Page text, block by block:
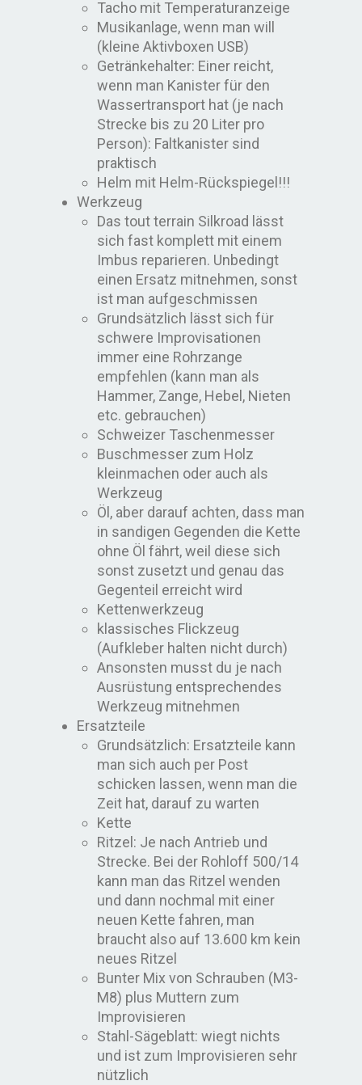
Tacho mit Temperaturanzeige
Musikanlage, wenn man will
(kleine Aktivboxen USB)
Getränkehalter: Einer reicht,
wenn man Kanister für den
Wassertransport hat (je nach
Strecke bis zu 20 Liter pro
Person): Faltkanister sind
praktisch
Helm mit Helm-Rückspiegel!!!
Werkzeug
Das tout terrain Silkroad lässt
sich fast komplett mit einem
Imbus reparieren. Unbedingt
einen Ersatz mitnehmen, sonst
ist man aufgeschmissen
Grundsätzlich lässt sich für
schwere Improvisationen
immer eine Rohrzange
empfehlen (kann man als
Hammer, Zange, Hebel, Nieten
etc. gebrauchen)
Schweizer Taschenmesser
Buschmesser zum Holz
kleinmachen oder auch als
Werkzeug
Öl, aber darauf achten, dass man
in sandigen Gegenden die Kette
ohne Öl fährt, weil diese sich
sonst zusetzt und genau das
Gegenteil erreicht wird
Kettenwerkzeug
klassisches Flickzeug
(Aufkleber halten nicht durch)
Ansonsten musst du je nach
Ausrüstung entsprechendes
Werkzeug mitnehmen
Ersatzteile
Grundsätzlich: Ersatzteile kann
man sich auch per Post
schicken lassen, wenn man die
Zeit hat, darauf zu warten
Kette
Ritzel: Je nach Antrieb und
Strecke. Bei der Rohloff 500/14
kann man das Ritzel wenden
und dann nochmal mit einer
neuen Kette fahren, man
braucht also auf 13.600 km kein
neues Ritzel
Bunter Mix von Schrauben (M3-
M8) plus Muttern zum
Improvisieren
Stahl-Sägeblatt: wiegt nichts
und ist zum Improvisieren sehr
nützlich